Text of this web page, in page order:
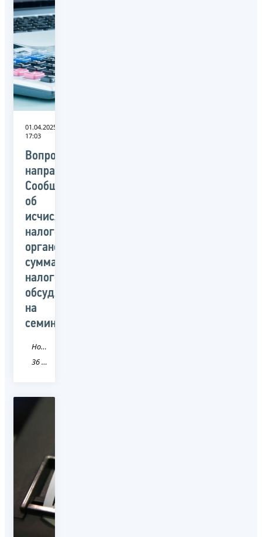
01.04.2025
17:03
Вопросы
направления
Сообщений
об
исчисленных
налоговым
органом
суммах
налогов
обсудят
на
семинаре
Новость
36 Воронежская область